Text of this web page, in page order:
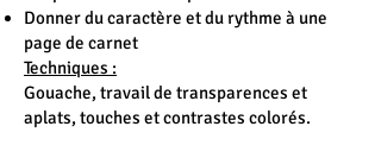
Donner du caractère et du rythme à une
page de carnet
Techniques :
Gouache, travail de transparences et
aplats, touches et contrastes colorés.